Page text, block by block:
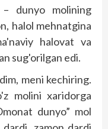
dunyo molining
halol mehnatgina
halovat va
sug'orilgan edi.
meni kechiring.
molini xaridorga
dunyo” mol